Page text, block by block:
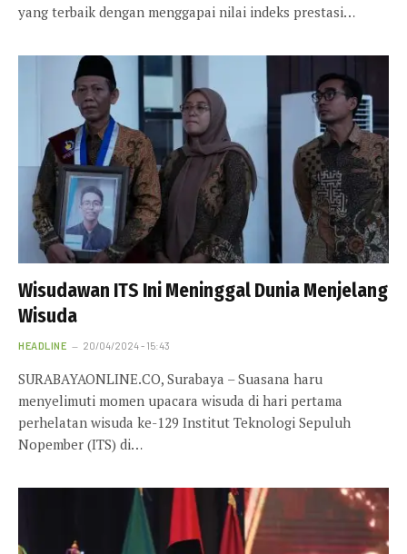
yang terbaik dengan menggapai nilai indeks prestasi…
Wisudawan ITS Ini Meninggal Dunia Menjelang
Wisuda
HEADLINE 20/04/2024 - 15:43
SURABAYAONLINE.CO, Surabaya – Suasana haru
menyelimuti momen upacara wisuda di hari pertama
perhelatan wisuda ke-129 Institut Teknologi Sepuluh
Nopember (ITS) di…